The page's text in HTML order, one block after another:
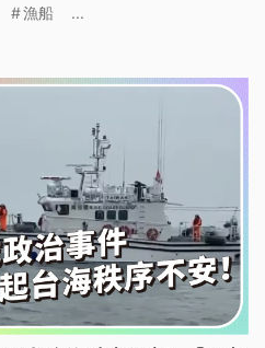
。詳細的經過，閣愛等船
漁船 ...